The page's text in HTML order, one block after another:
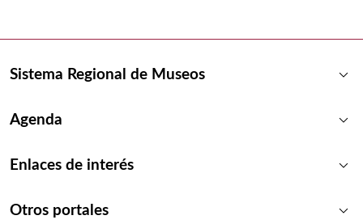
Sistema Regional de Museos keyboard_arrow_down
Agenda keyboard_arrow_down
Enlaces de interés keyboard_arrow_down
Otros portales keyboard_arrow_down